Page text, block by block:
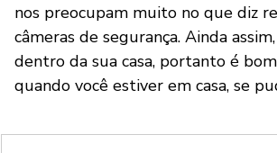
nos preocupam muito no que diz
câmeras de segurança. Ainda
dentro da sua casa, portanto é
quando você estiver em casa, se